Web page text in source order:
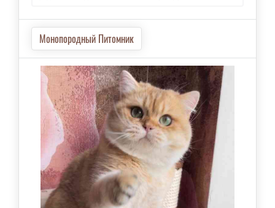
Монопородный Питомник